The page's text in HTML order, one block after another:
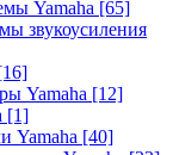
Yamaha [65]
звукоусиления
Yamaha [12]
[1]
Yamaha [40]